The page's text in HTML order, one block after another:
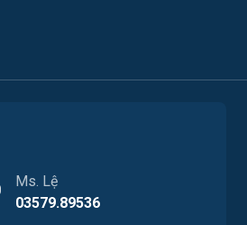
Ms. Lệ
03579.89536